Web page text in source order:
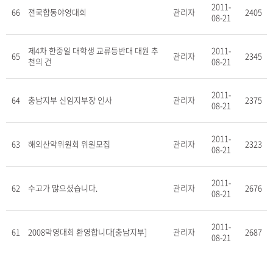
66 젼국합동야영대회 관리자
2011-
08-21
2405
65
제4차 한중일 대학생 교류등반대 대원 추
천의 건
관리자
2011-
08-21
2345
64 충남지부 신임지부장 인사 관리자
2011-
08-21
2375
63 해외산악위원회 위원모집 관리자
2011-
08-21
2323
62 수고가 많으셨습니다. 관리자
2011-
08-21
2676
61 2008막영대회 환영합니다[충남지부] 관리자
2011-
08-21
2687